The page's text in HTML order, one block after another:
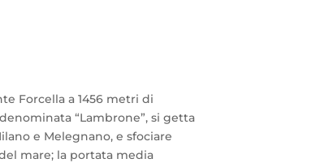
Forcella a 1456 metri di
“Lambrone”, si getta
e Melegnano, e sfociare
mare; la portata media